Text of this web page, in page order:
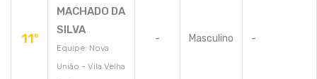
11º
MACHADO DA
SILVA
Equipe: Nova
União - Vila Velha
- Masculino -